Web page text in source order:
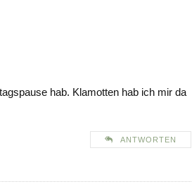
hab. Klamotten hab ich mir da
ANTWORTEN